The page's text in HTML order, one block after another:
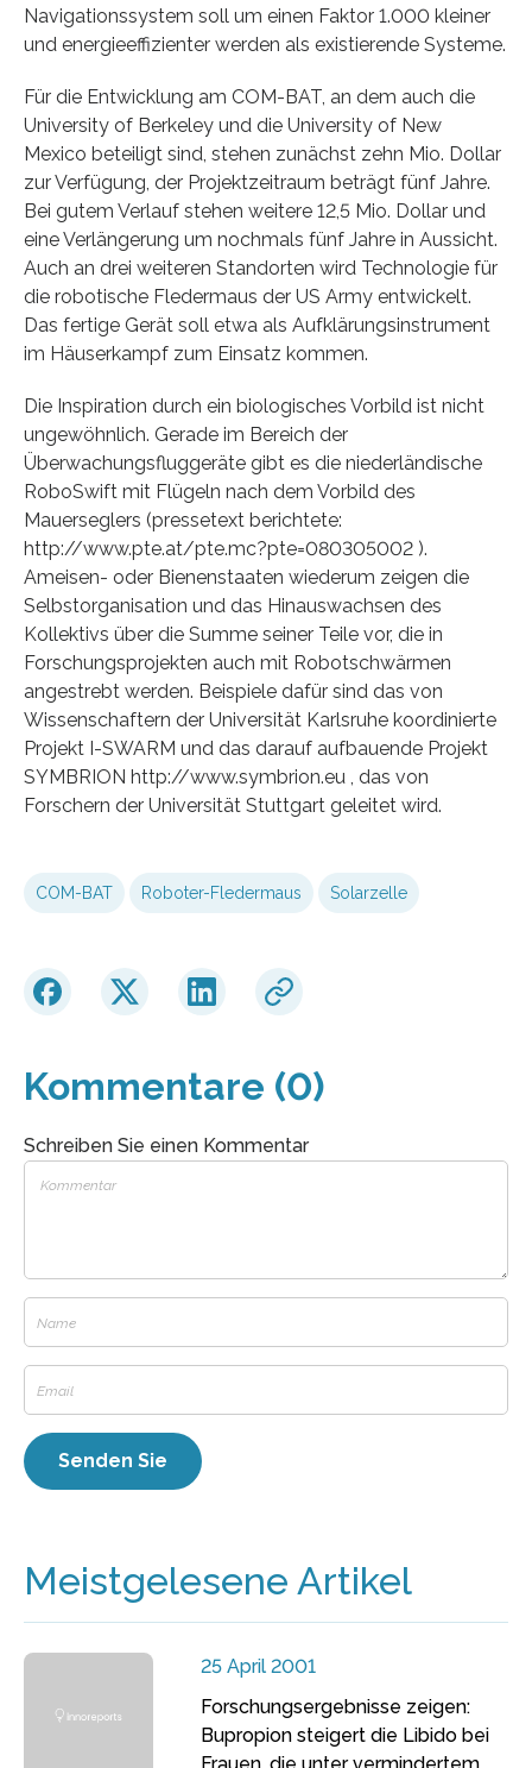
Navigationssystem soll um einen Faktor 1.000 kleiner
und energieeffizienter werden als existierende Systeme.
Für die Entwicklung am COM-BAT, an dem auch die
University of Berkeley und die University of New
Mexico beteiligt sind, stehen zunächst zehn Mio. Dollar
zur Verfügung, der Projektzeitraum beträgt fünf Jahre.
Bei gutem Verlauf stehen weitere 12,5 Mio. Dollar und
eine Verlängerung um nochmals fünf Jahre in Aussicht.
Auch an drei weiteren Standorten wird Technologie für
die robotische Fledermaus der US Army entwickelt.
Das fertige Gerät soll etwa als Aufklärungsinstrument
im Häuserkampf zum Einsatz kommen.
Die Inspiration durch ein biologisches Vorbild ist nicht
ungewöhnlich. Gerade im Bereich der
Überwachungsfluggeräte gibt es die niederländische
RoboSwift mit Flügeln nach dem Vorbild des
Mauerseglers (pressetext berichtete:
http://www.pte.at/pte.mc?pte=080305002 ).
Ameisen- oder Bienenstaaten wiederum zeigen die
Selbstorganisation und das Hinauswachsen des
Kollektivs über die Summe seiner Teile vor, die in
Forschungsprojekten auch mit Robotschwärmen
angestrebt werden. Beispiele dafür sind das von
Wissenschaftern der Universität Karlsruhe koordinierte
Projekt I-SWARM und das darauf aufbauende Projekt
SYMBRION http://www.symbrion.eu , das von
Forschern der Universität Stuttgart geleitet wird.
COM-BAT Roboter-Fledermaus Solarzelle
Kommentare (0)
Schreiben Sie einen Kommentar
Meistgelesene Artikel
25 April 2001
Forschungsergebnisse zeigen:
Bupropion steigert die Libido bei
Frauen, die unter vermindertem